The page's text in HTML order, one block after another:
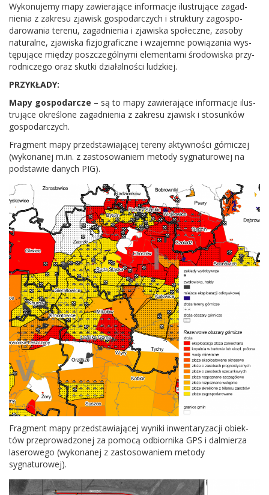
Wykonu­jemy mapy zaw­ier­a­jące infor­ma­cje ilus­tru­jące zagad­
nienia z zakresu zjawisk gospo­dar­czych i struk­tury zagospo­
darowa­nia terenu, zagad­nienia i zjawiska społeczne, zasoby
nat­u­ralne, zjawiska fizjo­graficzne i wza­jemne pow­iąza­nia wys­
tępu­jące między poszczegól­nymi ele­men­tami środowiska przy­
rod­niczego oraz skutki dzi­ałal­ności ludzkiej.
PRZYKŁADY:
Mapy gospo­dar­cze – są to mapy zaw­ier­a­jące infor­ma­cje ilus­
tru­jące określone zagad­nienia z zakresu zjawisk i sto­sunków
gospodarczych.
Frag­ment mapy przed­staw­ia­jącej tereny akty­wności gór­niczej
(wyko­nanej m.in. z zas­tosowaniem metody syg­natur­owej na
pod­stawie danych PIG).
Frag­ment mapy przed­staw­ia­jącej wyniki inwen­taryza­cji obiek­
tów przeprowad­zonej za pomocą odbiornika GPS i dalmierza
laserowego (wyko­nanej z zas­tosowaniem metody
sygnaturowej).